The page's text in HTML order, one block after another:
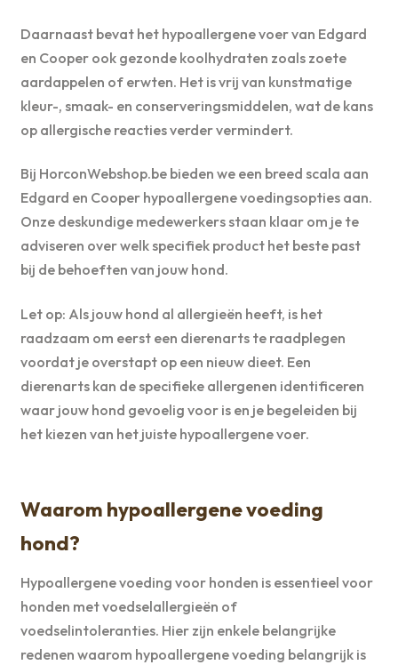
Daarnaast bevat het hypoallergene voer van Edgard
en Cooper ook gezonde koolhydraten zoals zoete
aardappelen of erwten. Het is vrij van kunstmatige
kleur-, smaak- en conserveringsmiddelen, wat de kans
op allergische reacties verder vermindert.
Bij HorconWebshop.be bieden we een breed scala aan
Edgard en Cooper hypoallergene voedingsopties aan.
Onze deskundige medewerkers staan klaar om je te
adviseren over welk specifiek product het beste past
bij de behoeften van jouw hond.
Let op: Als jouw hond al allergieën heeft, is het
raadzaam om eerst een dierenarts te raadplegen
voordat je overstapt op een nieuw dieet. Een
dierenarts kan de specifieke allergenen identificeren
waar jouw hond gevoelig voor is en je begeleiden bij
het kiezen van het juiste hypoallergene voer.
Waarom hypoallergene voeding
hond?
Hypoallergene voeding voor honden is essentieel voor
honden met voedselallergieën of
voedselintoleranties. Hier zijn enkele belangrijke
redenen waarom hypoallergene voeding belangrijk is